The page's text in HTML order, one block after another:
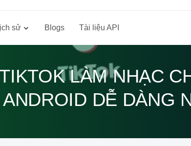
sử Blogs Tài liệu API
LÀM NHẠC
ANDROID DỄ DÀNG